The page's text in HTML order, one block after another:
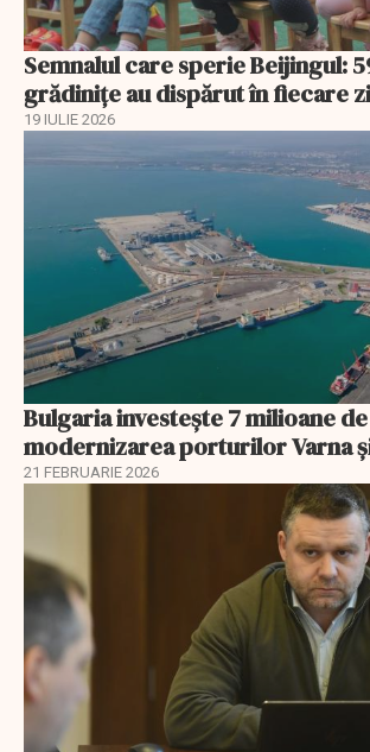
Semnalul care sperie Beijingul:
grădinițe au dispărut în fiecare zi
19 IULIE 2026
Bulgaria investește 7 milioane
modernizarea porturilor Varna
21 FEBRUARIE 2026